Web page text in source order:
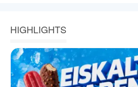
HIGHLIGHTS